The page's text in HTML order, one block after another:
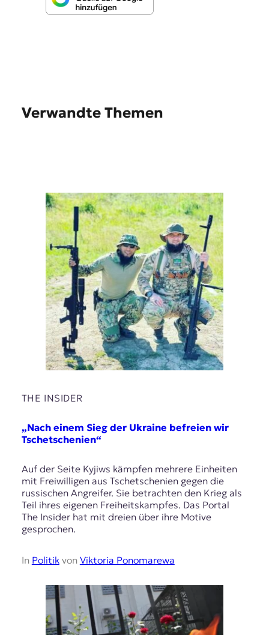
Verwandte Themen
THE INSIDER
„Nach einem Sieg der Ukraine befreien wir
Tschetschenien“
Auf der Seite Kyjiws kämpfen mehrere Einheiten
mit Freiwilligen aus Tschetschenien gegen die
russischen Angreifer. Sie betrachten den Krieg als
Teil ihres eigenen Freiheitskampfes. Das Portal
The Insider hat mit dreien über ihre Motive
gesprochen.
In Politikvon Viktoria Ponomarewa